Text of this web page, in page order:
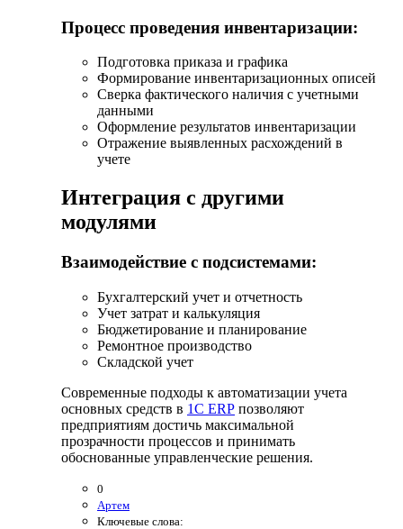
Процесс проведения инвентаризации:
Подготовка приказа и графика
Формирование инвентаризационных описей
Сверка фактического наличия с учетными
данными
Оформление результатов инвентаризации
Отражение выявленных расхождений в
учете
Интеграция с другими
модулями
Взаимодействие с подсистемами:
Бухгалтерский учет и отчетность
Учет затрат и калькуляция
Бюджетирование и планирование
Ремонтное производство
Складской учет
Современные подходы к автоматизации учета
основных средств в 1С ERP позволяют
предприятиям достичь максимальной
прозрачности процессов и принимать
обоснованные управленческие решения.
0
Артем
Ключевые слова: